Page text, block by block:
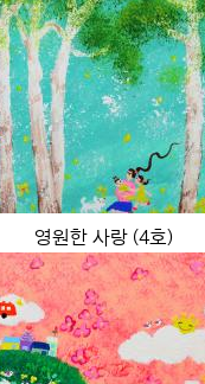
영원한 사랑 (4호)